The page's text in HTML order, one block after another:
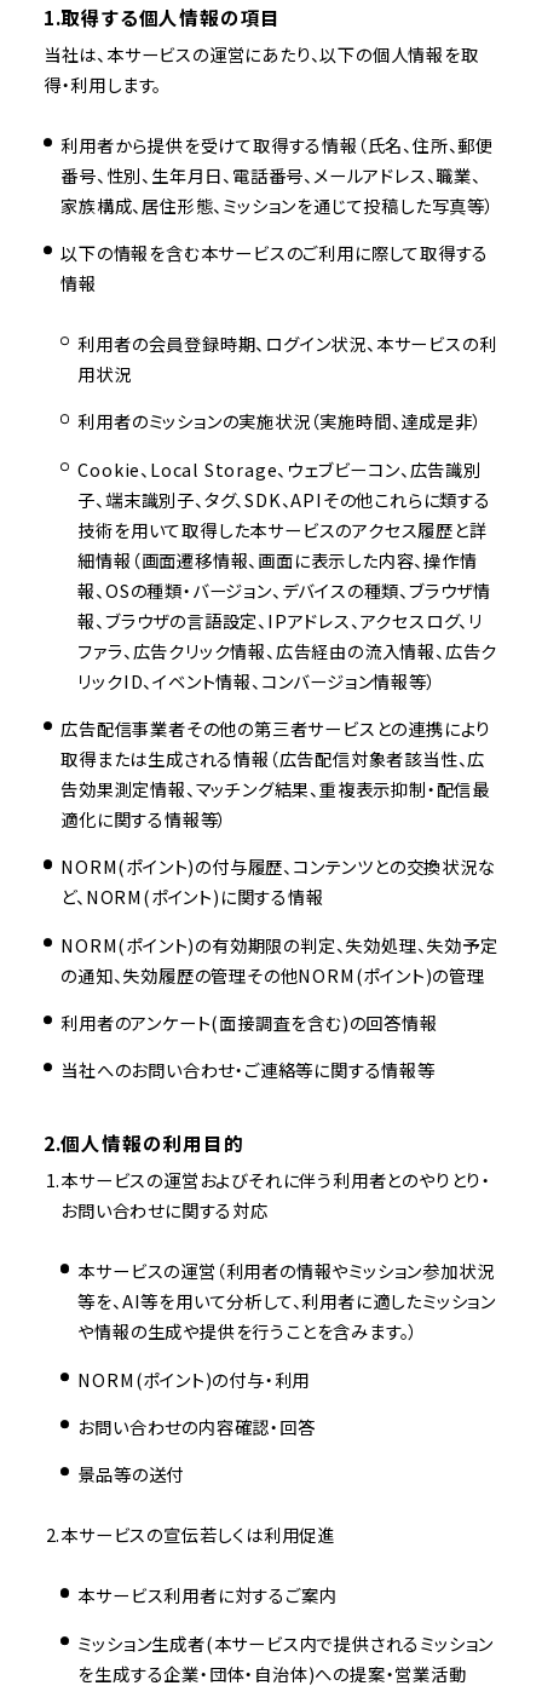
1.取得する個人情報の項目
当社は、本サービスの運営にあたり、以下の個人情報を取
得・利用します。
利用者から提供を受けて取得する情報（氏名、住所、郵便
番号、性別、生年月日、電話番号、メールアドレス、職業、
家族構成、居住形態、ミッションを通じて投稿した写真等）
以下の情報を含む本サービスのご利用に際して取得する
情報
利用者の会員登録時期、ログイン状況、本サービスの利
用状況
利用者のミッションの実施状況（実施時間、達成是非）
Cookie、Local Storage、ウェブビーコン、広告識別
子、端末識別子、タグ、SDK、APIその他これらに類する
技術を用いて取得した本サービスのアクセス履歴と詳
細情報（画面遷移情報、画面に表示した内容、操作情
報、OSの種類・バージョン、デバイスの種類、ブラウザ情
報、ブラウザの言語設定、IPアドレス、アクセスログ、リ
ファラ、広告クリック情報、広告経由の流入情報、広告ク
リックID、イベント情報、コンバージョン情報等）
広告配信事業者その他の第三者サービスとの連携により
取得または生成される情報（広告配信対象者該当性、広
告効果測定情報、マッチング結果、重複表示抑制・配信最
適化に関する情報等）
NORM(ポイント)の付与履歴、コンテンツとの交換状況な
ど、NORM(ポイント)に関する情報
NORM(ポイント)の有効期限の判定、失効処理、失効予定
の通知、失効履歴の管理その他NORM(ポイント)の管理
利用者のアンケート(面接調査を含む)の回答情報
当社へのお問い合わせ・ご連絡等に関する情報等
2.個人情報の利用目的
本サービスの運営およびそれに伴う利用者とのやりとり・
お問い合わせに関する対応
本サービスの運営（利用者の情報やミッション参加状況
等を、AI等を用いて分析して、利用者に適したミッション
や情報の生成や提供を行うことを含みます。）
NORM(ポイント)の付与・利用
お問い合わせの内容確認・回答
景品等の送付
本サービスの宣伝若しくは利用促進
本サービス利用者に対するご案内
ミッション生成者(本サービス内で提供されるミッション
を生成する企業・団体・自治体)への提案・営業活動